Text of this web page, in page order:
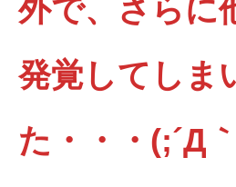
外で、さらに
発覚してしま
た・・・(;´Д